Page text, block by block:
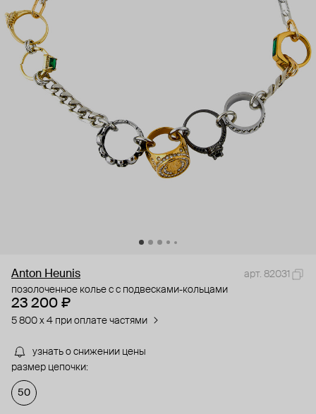
Anton Heunis
арт. 82031
позолоченное колье с с подвесками-кольцами
23 200 ₽
5 800 x 4 при оплате частями
узнать о снижении цены
размер цепочки:
50